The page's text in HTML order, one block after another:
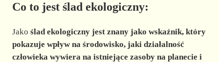
Co to jest ślad ekologiczny:
Jako ślad ekologiczny jest znany jako wskaźnik, który
pokazuje wpływ na środowisko, jaki działalność
człowieka wywiera na istniejące zasoby na planecie i